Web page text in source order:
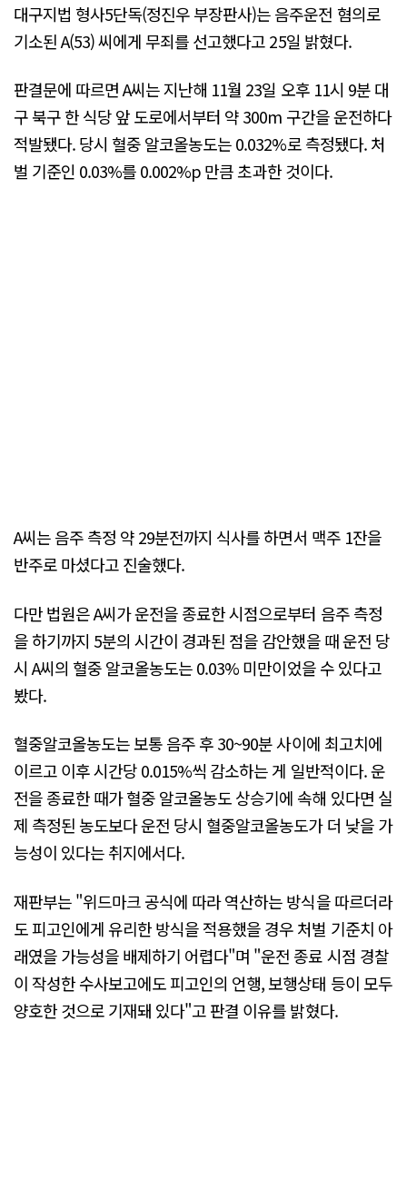
대구지법 형사5단독(정진우 부장판사)는 음주운전 혐의로
기소된 A(53) 씨에게 무죄를 선고했다고 25일 밝혔다.
판결문에 따르면 A씨는 지난해 11월 23일 오후 11시 9분 대
구 북구 한 식당 앞 도로에서부터 약 300m 구간을 운전하다
적발됐다. 당시 혈중 알코올농도는 0.032%로 측정됐다. 처
벌 기준인 0.03%를 0.002%p 만큼 초과한 것이다.
A씨는 음주 측정 약 29분전까지 식사를 하면서 맥주 1잔을
반주로 마셨다고 진술했다.
다만 법원은 A씨가 운전을 종료한 시점으로부터 음주 측정
을 하기까지 5분의 시간이 경과된 점을 감안했을 때 운전 당
시 A씨의 혈중 알코올농도는 0.03% 미만이었을 수 있다고
봤다.
혈중알코올농도는 보통 음주 후 30~90분 사이에 최고치에
이르고 이후 시간당 0.015%씩 감소하는 게 일반적이다. 운
전을 종료한 때가 혈중 알코올농도 상승기에 속해 있다면 실
제 측정된 농도보다 운전 당시 혈중알코올농도가 더 낮을 가
능성이 있다는 취지에서다.
재판부는 "위드마크 공식에 따라 역산하는 방식을 따르더라
도 피고인에게 유리한 방식을 적용했을 경우 처벌 기준치 아
래였을 가능성을 배제하기 어렵다"며 "운전 종료 시점 경찰
이 작성한 수사보고에도 피고인의 언행, 보행상태 등이 모두
양호한 것으로 기재돼 있다"고 판결 이유를 밝혔다.